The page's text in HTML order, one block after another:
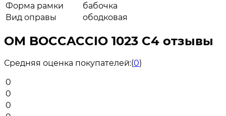
Форма рамки
бабочка
Вид оправы
ободковая
ОМ BOCCACCIO 1023 C4 отзывы
Средняя оценка покупателей:(0)
0
0
0